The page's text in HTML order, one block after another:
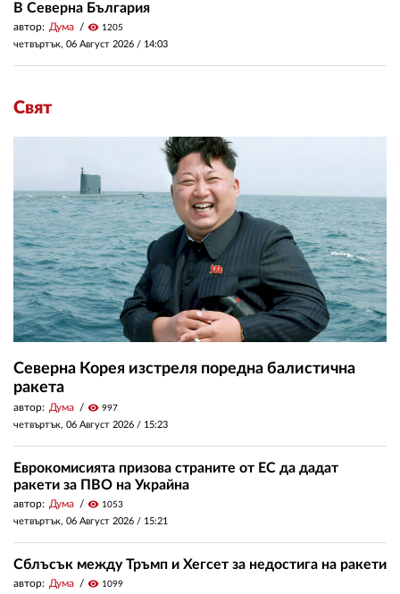
В Северна България
автор: Дума visibility 1205
четвъртък, 06 Август 2026 / 14:03
Свят
Северна Корея изстреля поредна балистична
ракета
автор: Дума visibility 997
четвъртък, 06 Август 2026 / 15:23
Еврокомисията призова страните от ЕС да дадат
ракети за ПВО на Украйна
автор: Дума visibility 1053
четвъртък, 06 Август 2026 / 15:21
Сблъсък между Тръмп и Хегсет за недостига на ракети
автор: Дума visibility 1099